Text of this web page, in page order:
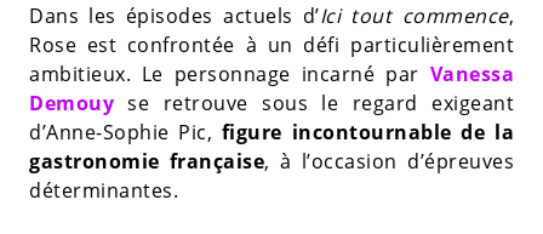
Dans les épisodes actuels d’Ici tout commence,
Rose est confrontée à un défi particulièrement
ambitieux. Le personnage incarné par Vanessa
Demouy se retrouve sous le regard exigeant
d’Anne-Sophie Pic, figure incontournable de la
gastronomie française, à l’occasion d’épreuves
déterminantes.